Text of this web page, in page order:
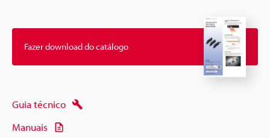
Fazer download do catálogo
Guia técnico
Manuais